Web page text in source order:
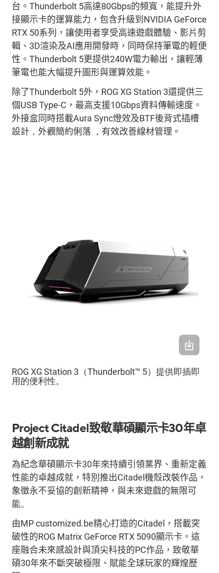
台。 Thunderbolt 5高達80Gbps的頻寬，能提升外
接顯示卡的運算能力，包含升級到 NVIDIA GeForce
RTX 50系列，讓使用者享受高速遊戲體驗、影片剪
輯、 3D渲染及AI應用開發時，同時保持筆電的輕便
性。 Thunderbolt 5更提供240W電力輸出，讓輕薄
筆電也能大幅提升圖形與運算效能。
除了Thunderbolt 5外， ROG XG Station 3還提供三
個USB Type-C ，最高支援10Gbps資料傳輸速度 。
外接盒同時搭載Aura Sync燈效及BTF後背式插槽
設計 ， 外觀簡約俐 落 ， 有效改善線材管理。
ROG XG Station 3（Thunderbolt™ 5）提供即插即
用的便利性。
ProjectCitadel致敬華碩顯示卡30年卓
越創新成就
為紀念華碩顯示卡30年來持續引領業界、重新定義
性能的卓越成就， 特別 推出Citadel 機殼改裝作品 ，
象徵永不妥協的創新精神， 與未來遊戲的無限可
能。
由MP customized.be精心打造的Citadel ，搭載突
破性的ROG Matrix GeForce RTX 5090顯示卡。 這
座融合未來感設計與頂尖科技的PC作品 ，致敬華
碩30年來不斷突破極限、 賦能全球玩家的輝煌歷